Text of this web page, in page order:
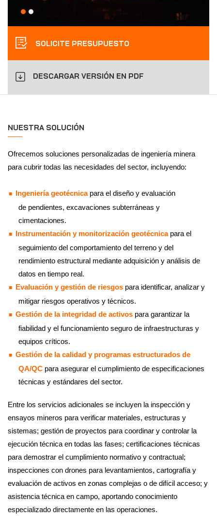
SOLICITE PRESUPUESTO
DESCARGAR VERSIÓN EN PDF
NUESTRA SOLUCIÓN
Ofrecemos soluciones personalizadas de ingeniería minera
para cubrir todas las necesidades del sector, incluyendo:
Ingeniería geotécnicapara el diseño y evaluación
de pendientes, excavaciones subterráneas y
cimentaciones.
Instrumentación y monitorización geotécnicapara el
seguimiento del comportamiento del terreno y del
rendimiento estructural mediante adquisición y análisis de
datos en tiempo real.
Evaluación y gestión de riesgos para identificar, analizar y
mitigar riesgos operativos y técnicos.
Gestión de la integridad de activos para garantizar la
fiabilidad y el funcionamiento seguro de infraestructuras y
equipos críticos.
Gestión de la calidad y programas estructurados de
QA/QC para asegurar el cumplimiento de especificaciones
técnicas y estándares del sector.
Entre los servicios adicionales se incluyen la inspección y
ensayos mineros para verificar materiales, estructuras y
sistemas; gestión de proyectos para coordinar y controlar la
ejecución técnica en todas las fases; certificaciones técnicas
para demostrar el cumplimiento normativo y contractual;
inspecciones con drones para levantamientos, cartografía y
evaluación de activos en zonas complejas o de difícil acceso; y
asistencia técnica en campo, aportando conocimiento
especializado directamente en las operaciones.